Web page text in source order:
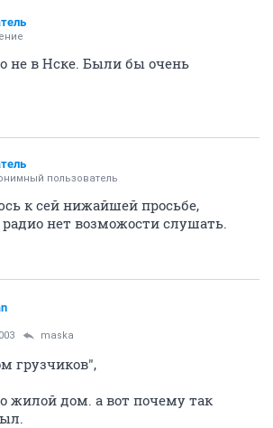
не в Нске. Были бы очень
пользователь
к сей нижайшей просьбе,
нет возможости слушать.
maska
грузчиков",
жилой дом. а вот почему так